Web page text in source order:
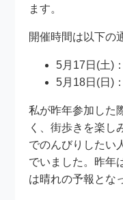
ます。
開催時間は以下の
5月17日(土)
5月18日(日)
私が昨年参加した
く、街歩きを楽し
でのんびりしたい
でいました。昨年
は晴れの予報とな